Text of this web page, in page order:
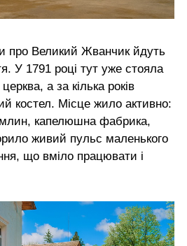
про Великий Жванчик йдуть
У 1791 році тут уже стояла
а за кілька років
костел. Місце жило активно:
капелюшна фабрика,
живий пульс маленького
що вміло працювати і